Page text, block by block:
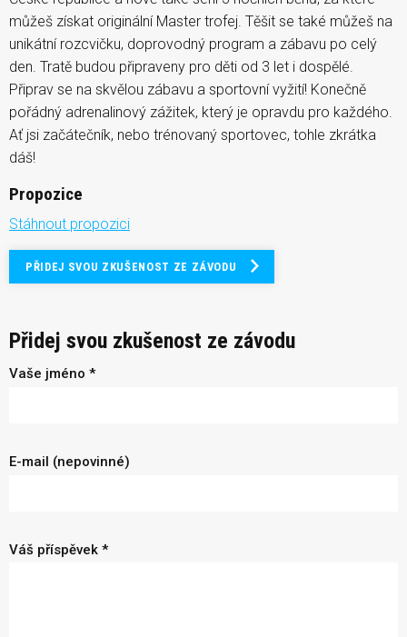
můžeš získat originální Master trofej. Těšit se také můžeš na
unikátní rozcvičku, doprovodný program a zábavu po celý
den. Tratě budou připraveny pro děti od 3 let i dospělé.
Připrav se na skvělou zábavu a sportovní vyžití! Konečně
pořádný adrenalinový zážitek, který je opravdu pro každého.
Ať jsi začátečník, nebo trénovaný sportovec, tohle zkrátka
dáš!
Propozice
Stáhnout propozici
PŘIDEJ SVOU ZKUŠENOST ZE ZÁVODU
Přidej svou zkušenost ze závodu
Vaše jméno *
E-mail (nepovinné)
Váš příspěvek *